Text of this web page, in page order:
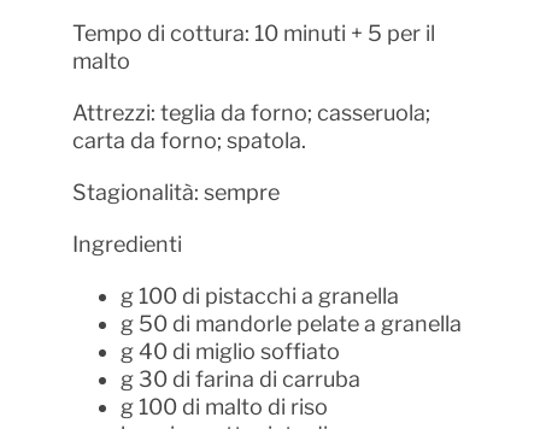
Tempo di cottura: 10 minuti + 5 per il
malto
Attrezzi: teglia da forno; casseruola;
carta da forno; spatola.
Stagionalità: sempre
Ingredienti
g 100 di pistacchi a granella
g 50 di mandorle pelate a granella
g 40 di miglio soffiato
g 30 di farina di carruba
g 100 di malto di riso